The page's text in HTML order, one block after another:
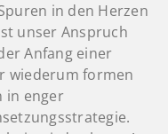
in den Herzen
unser Anspruch
Anfang einer
wiederum formen
in enger